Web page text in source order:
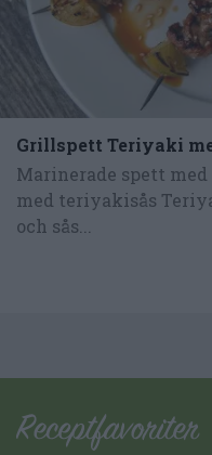
Grillspett Teriyaki
Marinerade spett
med teriyakisås
och sås...